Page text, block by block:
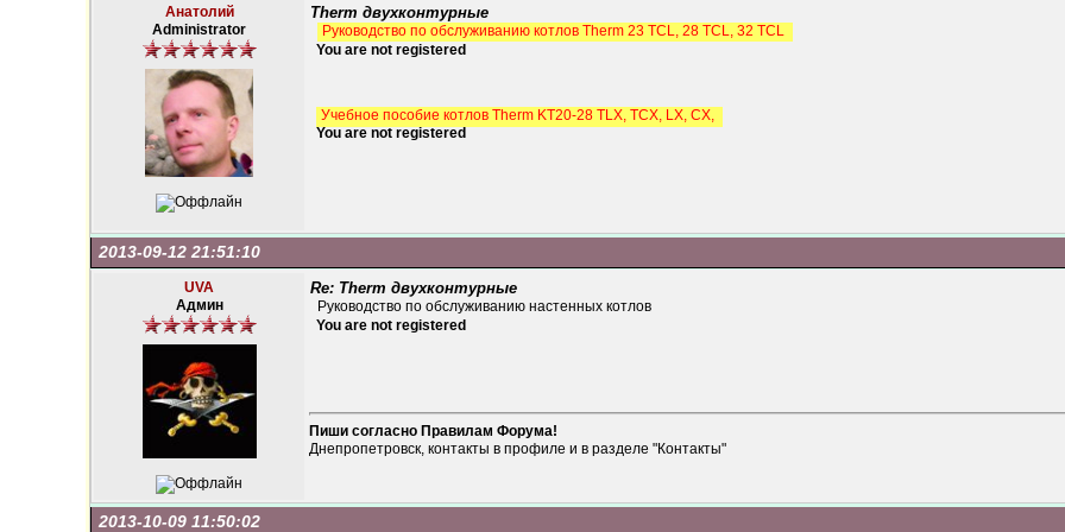
Анатолий
Administrator
Therm двухконтурные
Руководство по обслуживанию котлов Therm 23 TCL, 28 TCL, 32 TCL
You are not registered
Учебное пособие котлов Therm KT20-28 TLX, TCX, LX, CX,
You are not registered
2013-09-12 21:51:10
UVA
Админ
Re: Therm двухконтурные
Руководство по обслуживанию настенных котлов
You are not registered
Пиши согласно Правилам Форума!
Днепропетровск, контакты в профиле и в разделе "Контакты"
2013-10-09 11:50:02